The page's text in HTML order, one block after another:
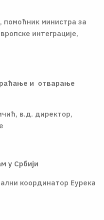
министра за
интеграције,
и отварање
в.д. директор,
у Србији
координатор Еурека